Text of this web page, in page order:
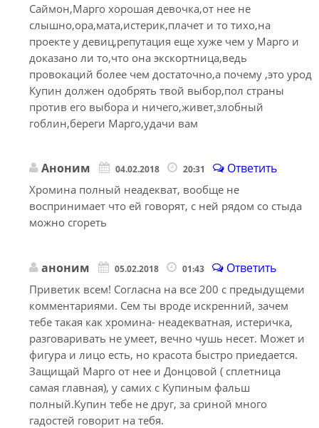
Саймон,Марго хорошая девочка,от нее не
слышно,ора,мата,истерик,плачет и то тихо,на
проекте у девиц,репутация еще хуже чем у Марго и
доказано ли то,что она экскортница,ведь
провокаций более чем достаточно,а почему ,это урод
Купин должен одобрять твой выбор,пол страны
против его выбора и ничего,живет,злобный
гоблин,береги Марго,удачи вам
Аноним 04.02.2018 20:31 Ответить
Хромина полный неадекват, вообще не
воспринимает что ей говорят, с ней рядом со стыда
можно сгореть
аноним 05.02.2018 01:43 Ответить
Приветик всем! Согласна на все 200 с предыдущеми
комментариями. Сем ты вроде искренний, зачем
тебе такая как хромина- неадекватная, истеричка,
разговаривать не умеет, вечно чушь несет. Может и
фигура и лицо есть, но красота быстро приедается.
Защищай Марго от нее и Донцовой ( сплетница
самая главная), у самих с Купиным фальш
полный.Купин тебе не друг, за сриной много
гадостей говорит на тебя.